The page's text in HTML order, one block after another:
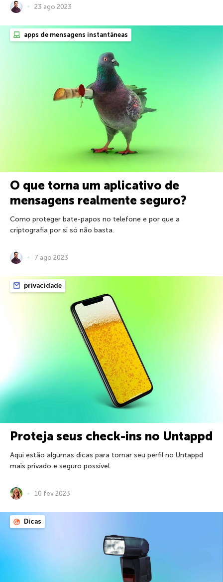
23 ago 2023
apps de mensagens instantâneas
O que torna um aplicativo de
mensagens realmente seguro?
Como proteger bate-papos no telefone e por que a
criptografia por si só não basta.
7 ago 2023
privacidade
Proteja seus check-ins no Untappd
Aqui estão algumas dicas para tornar seu perfil no Untappd
mais privado e seguro possível.
10 fev 2023
Dicas